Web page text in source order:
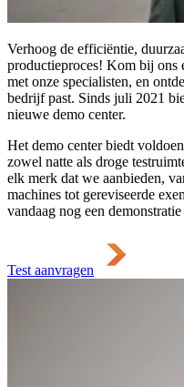
Verhoog de efficiëntie,
productieproces! Kom bij ons
met onze specialisten, en
bedrijf past. Sinds juli 2021
nieuwe demo center.
Het demo center biedt
zowel natte als droge
elk merk dat we aanbieden,
machines tot gereviseerde
vandaag nog een demonstratie
Test aanvragen